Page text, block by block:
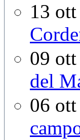
13
09
del
06